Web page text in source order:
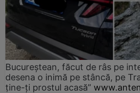
Bucureștean, făcut de râs pe
desena o inimă pe stâncă, pe
ține-ți prostul acasă”